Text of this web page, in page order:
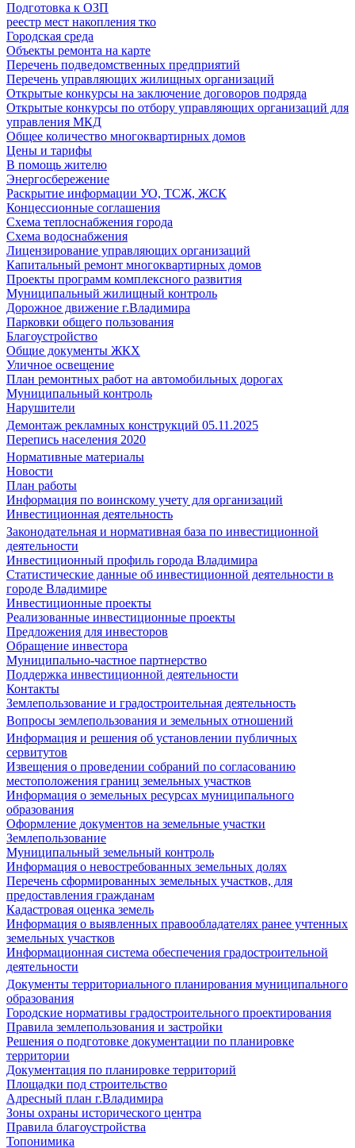
Подготовка к ОЗП
реестр мест накопления тко
Городская среда
Объекты ремонта на карте
Перечень подведомственных предприятий
Перечень управляющих жилищных организаций
Открытые конкурсы на заключение договоров подряда
Открытые конкурсы по отбору управляющих организаций для
управления МКД
Общее количество многоквартирных домов
Цены и тарифы
В помощь жителю
Энергосбережение
Раскрытие информации УО, ТСЖ, ЖСК
Концессионные соглашения
Схема теплоснабжения города
Схема водоснабжения
Лицензирование управляющих организаций
Капитальный ремонт многоквартирных домов
Проекты программ комплексного развития
Муниципальный жилищный контроль
Дорожное движение г.Владимира
Парковки общего пользования
Благоустройство
Общие документы ЖКХ
Уличное освещение
План ремонтных работ на автомобильных дорогах
Муниципальный контроль
Нарушители
Демонтаж рекламных конструкций 05.11.2025
Перепись населения 2020
Нормативные материалы
Новости
План работы
Информация по воинскому учету для организаций
Инвестиционная деятельность
Законодательная и нормативная база по инвестиционной
деятельности
Инвестиционный профиль города Владимира
Статистические данные об инвестиционной деятельности в
городе Владимире
Инвестиционные проекты
Реализованные инвестиционные проекты
Предложения для инвесторов
Обращение инвестора
Муниципально-частное партнерство
Поддержка инвестиционной деятельности
Контакты
Землепользование и градостроительная деятельность
Вопросы землепользования и земельных отношений
Информация и решения об установлении публичных
сервитутов
Извещения о проведении собраний по согласованию
местоположения границ земельных участков
Информация о земельных ресурсах муниципального
образования
Оформление документов на земельные участки
Землепользование
Муниципальный земельный контроль
Информация о невостребованных земельных долях
Перечень сформированных земельных участков, для
предоставления гражданам
Кадастровая оценка земель
Информация о выявленных правообладателях ранее учтенных
земельных участков
Информационная система обеспечения градостроительной
деятельности
Документы территориального планирования муниципального
образования
Городские нормативы градостроительного проектирования
Правила землепользования и застройки
Решения о подготовке документации по планировке
территории
Документация по планировке территорий
Площадки под строительство
Адресный план г.Владимира
Зоны охраны исторического центра
Правила благоустройства
Топонимика